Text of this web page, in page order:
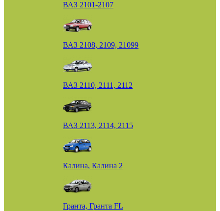
ВАЗ 2101-2107
ВАЗ 2108, 2109, 21099
ВАЗ 2110, 2111, 2112
ВАЗ 2113, 2114, 2115
Калина, Калина 2
Гранта, Гранта FL